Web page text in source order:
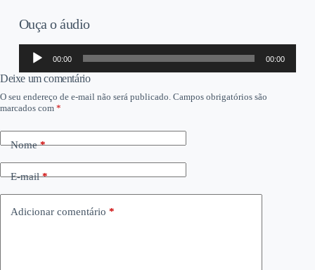
Ouça o áudio
Tocador
áudio
00:00 00:00
Deixe um comentário
O seu endereço de e-mail não será publicado. Campos obrigatórios são
marcados com *
Nome*
E-mail*
Adicionar comentário *